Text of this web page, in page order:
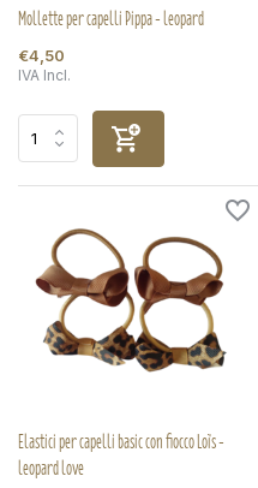
Mollette per capelli Pippa - leopard
€4,50
IVA Incl.
Elastici per capelli basic con fiocco Loïs -
leopard love